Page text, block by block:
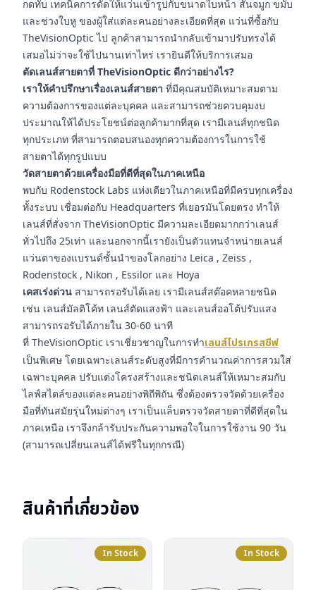
กดทับ เทคนิคการดัดให้แว่นเข้ารูปกับขนาดใบหน้า สันจมูก ขมับ
และช่วงใบหู ของผู้ใส่แต่ละคนอย่างละเอียดที่สุด แว่นที่ซื้อกับ
TheVisionOptic ไป ลูกค้าสามารถนำกลับเข้ามาปรับทรงได้
เสมอไม่ว่าจะใช้ไปนานเท่าไหร่ เรายินดีให้บริการเสมอ
ตัดเลนส์สายตาที่ TheVisionOptic ดีกว่าอย่างไร?
เราให้คำปรึกษาเรื่องเลนส์สายตา ที่มีคุณสมบัติเหมาะสมตาม
ความต้องการของแต่ละบุคคล และสามารถช่วยควบคุมงบ
ประมาณให้ได้ประโยชน์ต่อลูกค้ามากที่สุด เรามีเลนส์ทุกชนิด
ทุกประเภท ที่สามารถตอบสนองทุกความต้องการในการใช้
สายตาได้ทุกรูปแบบ
วัดสายตาด้วยเครื่องมือที่ดีที่สุดในภาคเหนือ
พบกับ Rodenstock Labs แห่งเดียวในภาคเหนือที่มีครบทุกเครื่อง
ทั้งระบบ เชื่อมต่อกับ Headquarters ที่เยอรมันโดยตรง ทำให้
เลนส์ที่สั่งจาก TheVisionOptic มีความละเอียดมากกว่าเลนส์
ทั่วไปถึง 25เท่า และนอกจากนี้เรายังเป็นตัวแทนจำหน่ายเลนส์
แว่นตาของแบรนด์ชั้นนำของโลกอย่าง Leica , Zeiss ,
Rodenstock , Nikon , Essilor และ Hoya
เคสเร่งด่วน สามารถรอรับได้เลย เรามีเลนส์สต๊อคหลายชนิด
เช่น เลนส์มัลติโค้ท เลนส์ตัดแสงฟ้า และเลนส์ออโต้ปรับแสง
สามารถรอรับได้ภายใน 30-60 นาที
ที่ TheVisionOptic เราเชี่ยวชาญในการทำเลนส์โปรเกรสซีฟ
เป็นพิเศษ โดยเฉพาะเลนส์ระดับสูงที่มีการคำนวณค่าการสวมใส่
เฉพาะบุคคล ปรับแต่งโครงสร้างและชนิดเลนส์ให้เหมาะสมกับ
ไลฟ์สไตล์ของแต่ละคนอย่างพิถีพิถัน ซึ่งต้องตรวจวัดด้วยเครื่อง
มือที่ทันสมัยรุ่นใหม่ต่างๆ เราเป็นแล็บตรวจวัดสายตาที่ดีที่สุดใน
ภาคเหนือ เราจึงกล้ารับประกันความพอใจในการใช้งาน 90 วัน
(สามารถเปลี่ยนเลนส์ได้ฟรีในทุกกรณี)
สินค้าที่เกี่ยวข้อง
In Stock In Stock